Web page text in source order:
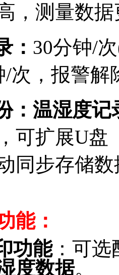
， 测量数
： 30分钟/
/次，报警
： 温湿度记
可扩展U盘
同步存储
能：
功能：可选
度数据。